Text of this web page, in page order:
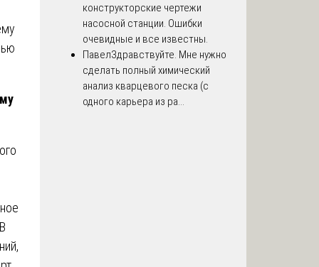
конструкторские чертежи
насосной станции. Ошибки
очевидные и все известны.
ПавелЗдравствуйте. Мне нужно
сделать полный химический
анализ кварцевого песка (с
одного карьера из ра...